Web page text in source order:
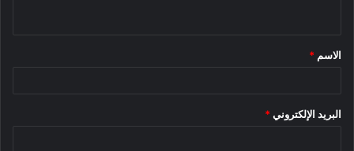
*
الاسم *
البريد الإلكتروني *